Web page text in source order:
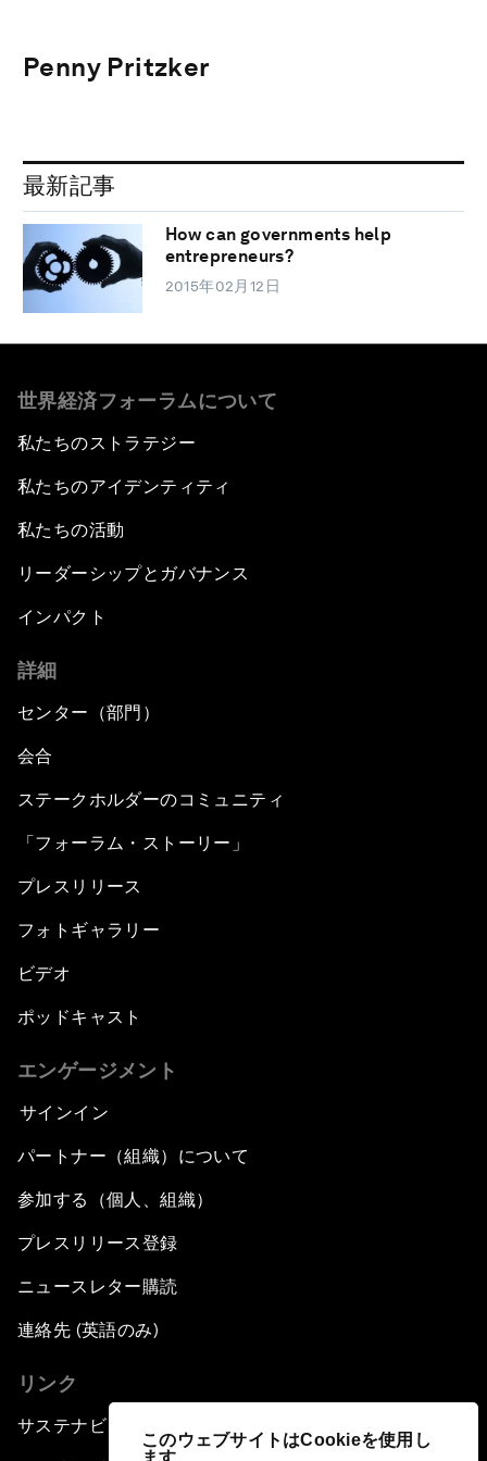
このウェブサイトはCookieを使用し
ます
Penny Pritzker
最新記事
How can governments help
entrepreneurs?
2015年02月12日
世界経済フォーラムについて
私たちのストラテジー
私たちのアイデンティティ
私たちの活動
リーダーシップとガバナンス
インパクト
詳細
センター（部門）
会合
ステークホルダーのコミュニティ
「フォーラム・ストーリー」
プレスリリース
フォトギャラリー
ビデオ
ポッドキャスト
エンゲージメント
サインイン
パートナー（組織）について
参加する（個人、組織）
プレスリリース登録
ニュースレター購読
連絡先 (英語のみ)
リンク
サステナビリティへの取り組み